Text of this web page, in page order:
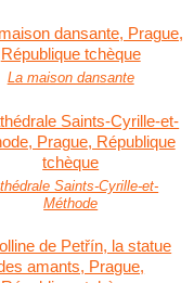
La maison dansante
Saints-Cyrille-et-
Méthode